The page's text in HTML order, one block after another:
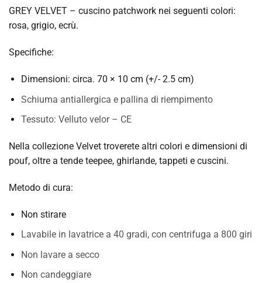
GREY VELVET – cuscino patchwork nei seguenti colori:
rosa, grigio, ecrù.
Specifiche:
Dimensioni: circa. 70 × 10 cm (+/- 2.5 cm)
Schiuma antiallergica e pallina di riempimento
Tessuto: Velluto velor – CE
Nella collezione Velvet troverete altri colori e dimensioni di
pouf, oltre a tende teepee, ghirlande, tappeti e cuscini.
Metodo di cura:
Non stirare
Lavabile in lavatrice a 40 gradi, con centrifuga a 800 giri
Non lavare a secco
Non candeggiare